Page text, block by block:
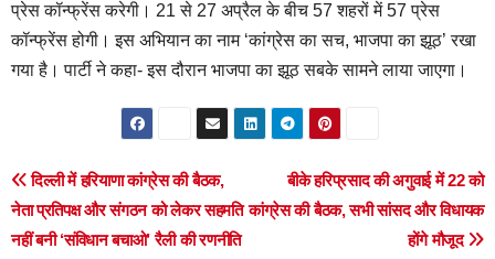
प्रेस कॉन्फ्रेंस करेगी। 21 से 27 अप्रैल के बीच 57 शहरों में 57 प्रेस
कॉन्फ्रेंस होगी। इस अभियान का नाम ‘कांग्रेस का सच, भाजपा का झूठ’ रखा
गया है। पार्टी ने कहा- इस दौरान भाजपा का झूठ सबके सामने लाया जाएगा।
Post
navigation
बीके हरिप्रसाद की अगुवाई में 22 को
कांग्रेस की बैठक, सभी सांसद और विधायक
होंगे मौजूद
दिल्ली में हरियाणा कांग्रेस की बैठक,
नेता प्रतिपक्ष और संगठन को लेकर सहमति
नहीं बनी ‘संविधान बचाओ’ रैली की रणनीति